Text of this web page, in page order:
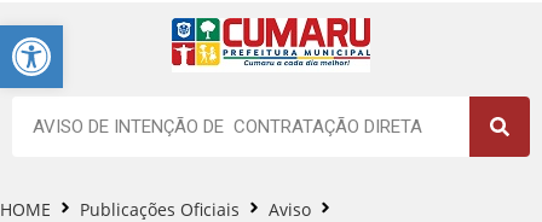
Barra de Ferramentas Aberta
HOME Publicações Oficiais
Aviso